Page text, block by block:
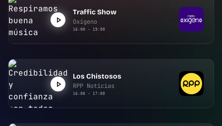
Traffic Show
Oxígeno
16:00 - 19:00
Los Chistosos
RPP Noticias
16:00 - 17:00